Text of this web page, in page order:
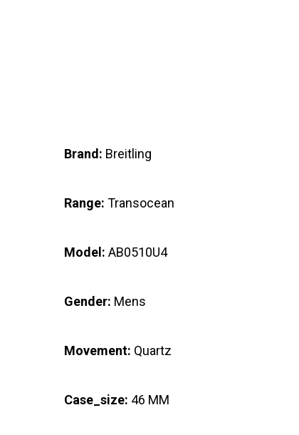
Brand: Breitling
Range: Transocean
Model: AB0510U4
Gender: Mens
Movement: Quartz
Case_size: 46 MM